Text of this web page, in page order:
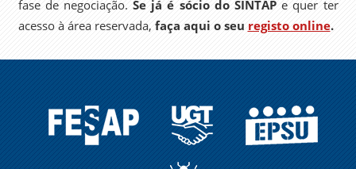
fase de negociação.Se já é sócio do SINTAPe quer ter
acesso à área reservada, faça aqui o seu registo online.
FESAP UGT EPSU